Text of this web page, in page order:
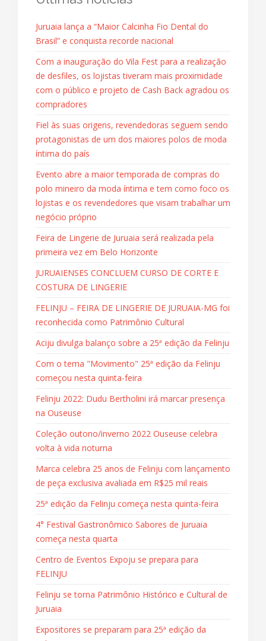
Juruaia lança a “Maior Calcinha Fio Dental do
Brasil” e conquista recorde nacional
Com a inauguração do Vila Fest para a realização
de desfiles, os lojistas tiveram mais proximidade
com o público e projeto de Cash Back agradou os
compradores
Fiel às suas origens, revendedoras seguem sendo
protagonistas de um dos maiores polos de moda
íntima do país
Evento abre a maior temporada de compras do
polo mineiro da moda íntima e tem como foco os
lojistas e os revendedores que visam trabalhar um
negócio próprio
Feira de Lingerie de Juruaia será realizada pela
primeira vez em Belo Horizonte
JURUAIENSES CONCLUEM CURSO DE CORTE E
COSTURA DE LINGERIE
FELINJU – FEIRA DE LINGERIE DE JURUAIA-MG foi
reconhecida como Patrimônio Cultural
Aciju divulga balanço sobre a 25ª edição da Felinju
Com o tema "Movimento" 25ª edição da Felinju
começou nesta quinta-feira
Felinju 2022: Dudu Bertholini irá marcar presença
na Ouseuse
Coleção outono/inverno 2022 Ouseuse celebra
volta à vida noturna
Marca celebra 25 anos de Felinju com lançamento
de peça exclusiva avaliada em R$25 mil reais
25ª edição da Felinju começa nesta quinta-feira
4° Festival Gastronômico Sabores de Juruaia
começa nesta quarta
Centro de Eventos Expoju se prepara para
FELINJU
Felinju se torna Patrimônio Histórico e Cultural de
Juruaia
Expositores se preparam para 25ª edição da